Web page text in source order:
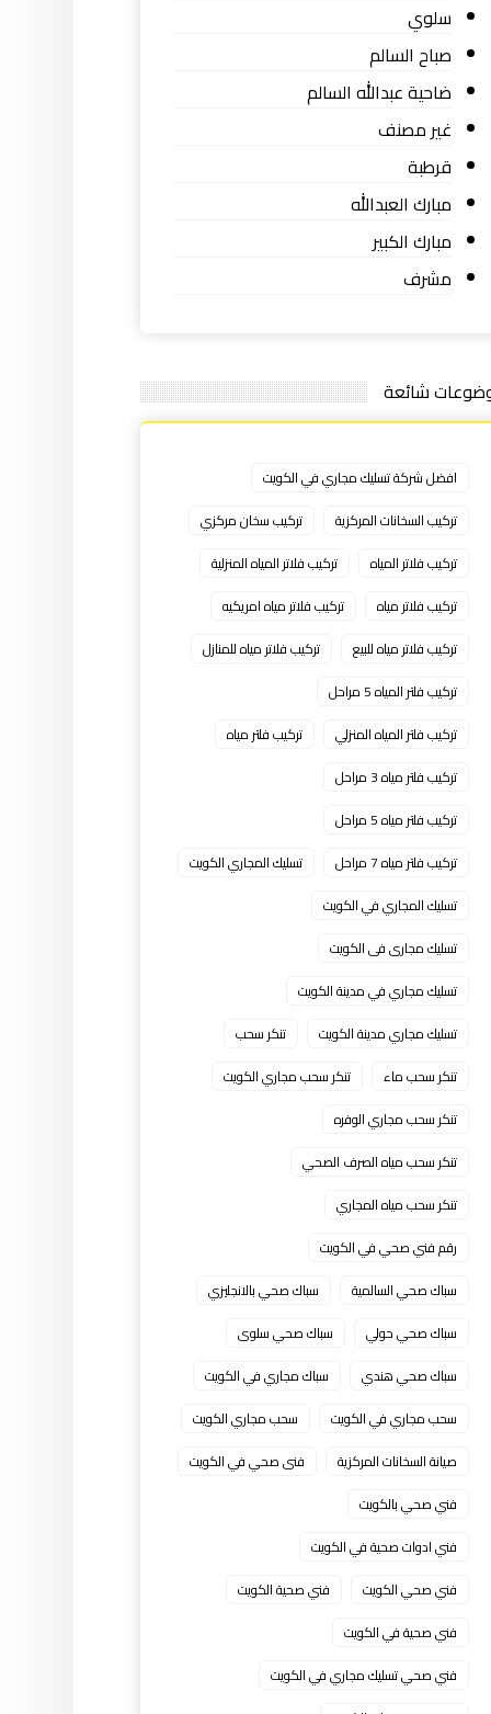
سلوي
صباح السالم
ضاحية عبدالله السالم
غير مصنف
قرطبة
مبارك العبدالله
مبارك الكبير
مشرف
شائعة
افضل شركة تسليك مجاري في الكويت
تركيب السخانات المركزية
تركيب سخان مركزي
تركيب فلاتر المياه
تركيب فلاتر المياه المنزلية
تركيب فلاتر مياه
تركيب فلاتر مياه امريكيه
تركيب فلاتر مياه للبيع
تركيب فلاتر مياه للمنازل
تركيب فلتر المياه 5 مراحل
تركيب فلتر المياه المنزلي
تركيب فلتر مياه
تركيب فلتر مياه 3 مراحل
تركيب فلتر مياه 5 مراحل
تركيب فلتر مياه 7 مراحل
تسليك المجاري الكويت
تسليك المجاري في الكويت
تسليك مجارى فى الكويت
تسليك مجاري في مدينة الكويت
تسليك مجاري مدينة الكويت
تنكر سحب
تنكر سحب ماء
تنكر سحب مجاري الكويت
تنكر سحب مجاري الوفره
تنكر سحب مياه الصرف الصحي
تنكر سحب مياه المجاري
رقم فني صحي في الكويت
سباك صحي السالمية
سباك صحي بالانجليزي
سباك صحي حولي
سباك صحي سلوى
سباك صحي هندي
سباك مجاري في الكويت
سحب مجاري في الكويت
سحب مجاري الكويت
صيانة السخانات المركزية
فنى صحي في الكويت
فني صحي بالكويت
فني ادوات صحية في الكويت
فني صحي الكويت
فني صحية الكويت
فني صحية في الكويت
فني صحي تسليك مجاري في الكويت